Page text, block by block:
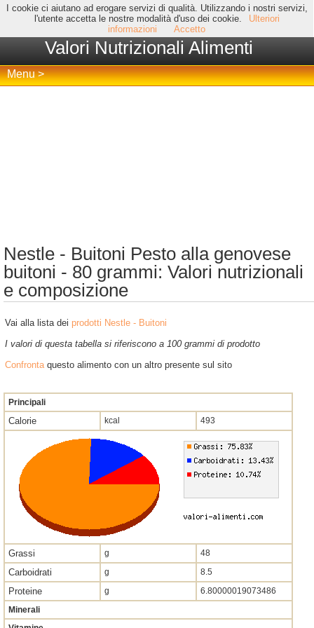
I cookie ci aiutano ad erogare servizi di qualità. Utilizzando i nostri servizi,
l'utente accetta le nostre modalità d'uso dei cookie.
Ulteriori
informazioni
Accetto
Valori Nutrizionali Alimenti
Menu >
Nestle - Buitoni Pesto alla genovese
buitoni - 80 grammi: Valori nutrizionali
e composizione
Vai alla lista dei prodotti Nestle - Buitoni
I valori di questa tabella si riferiscono a 100 grammi di prodotto
Confrontaquesto alimento con un altro presente sul sito
Principali
Calorie kcal 493
Grassi g 48
Carboidrati g 8.5
Proteine g
6.80000019073486
Minerali